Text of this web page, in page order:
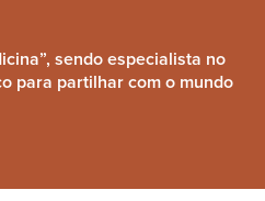
sendo especialista no
para partilhar com o mundo